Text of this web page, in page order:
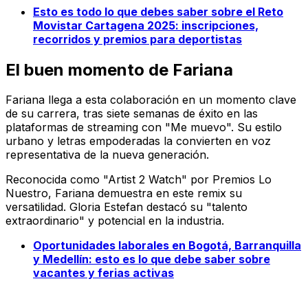
Esto es todo lo que debes saber sobre el Reto
Movistar Cartagena 2025: inscripciones,
recorridos y premios para deportistas
El buen momento de Fariana
Fariana llega a esta colaboración en un momento clave
de su carrera, tras siete semanas de éxito en las
plataformas de streaming con "Me muevo". Su estilo
urbano y letras empoderadas la convierten en voz
representativa de la nueva generación.
Reconocida como "Artist 2 Watch" por Premios Lo
Nuestro, Fariana demuestra en este remix su
versatilidad. Gloria Estefan destacó su "talento
extraordinario" y potencial en la industria.
Oportunidades laborales en Bogotá, Barranquilla
y Medellín: esto es lo que debe saber sobre
vacantes y ferias activas